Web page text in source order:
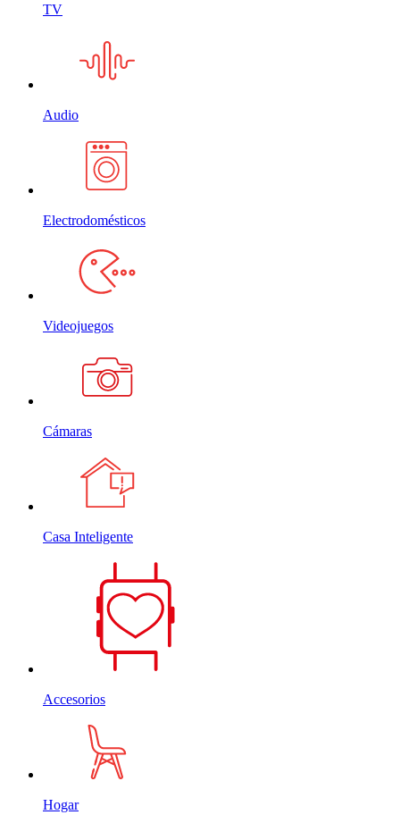
TV
Audio
Electrodomésticos
Videojuegos
Cámaras
Casa Inteligente
Accesorios
Hogar